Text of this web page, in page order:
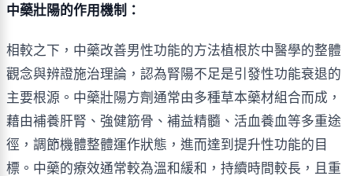
中藥壯陽的作用機制：
相較之下，中藥改善男性功能的方法植根於中醫學的整體
觀念與辨證施治理論，認為腎陽不足是引發性功能衰退的
主要根源。中藥壯陽方劑通常由多種草本藥材組合而成，
藉由補養肝腎、強健筋骨、補益精髓、活血養血等多重途
徑，調節機體整體運作狀態，進而達到提升性功能的目
標。中藥的療效通常較為溫和緩和，持續時間較長，且重